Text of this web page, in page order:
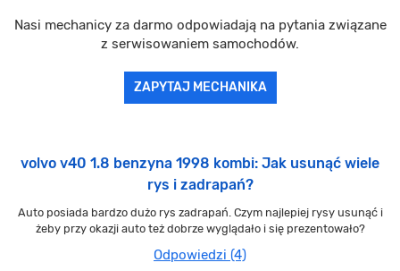
Nasi mechanicy za darmo odpowiadają na pytania związane
z serwisowaniem samochodów.
ZAPYTAJ MECHANIKA
volvo v40 1.8 benzyna 1998 kombi: Jak usunąć wiele
rys i zadrapań?
Auto posiada bardzo dużo rys zadrapań. Czym najlepiej rysy usunąć i
żeby przy okazji auto też dobrze wyglądało i się prezentowało?
Odpowiedzi (4)